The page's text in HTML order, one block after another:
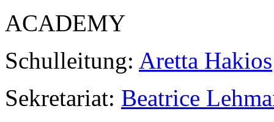
ACADEMY
Schulleitung: Aretta Hakios
Sekretariat: Beatrice